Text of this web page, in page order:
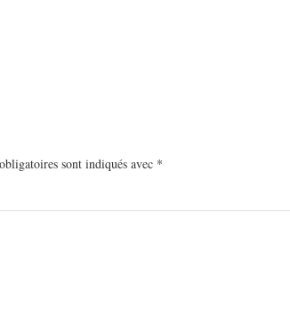
sont indiqués avec *